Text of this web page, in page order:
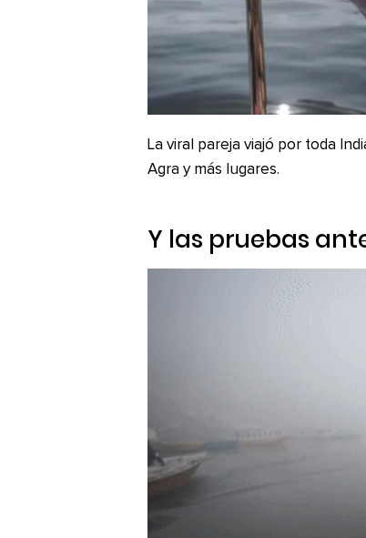
La viral pareja viajó por toda
Agra y más lugares.
Y las pruebas